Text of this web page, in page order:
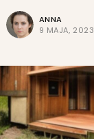
ANNA
9 MAJA, 2023